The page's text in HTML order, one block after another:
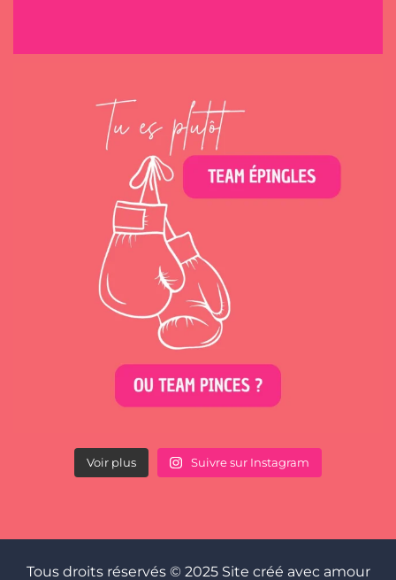
Voir plus Suivre sur Instagram
Tous droits réservés © 2025 Site créé avec amour